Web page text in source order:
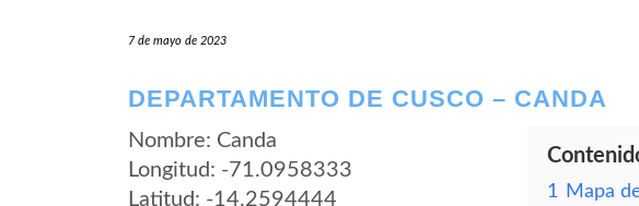
7 de mayo de 2023
DEPARTAMENTO DE CUSCO – CANDA
Nombre: Canda
Longitud: -71.0958333
Latitud: -14.2594444
1
Mapa